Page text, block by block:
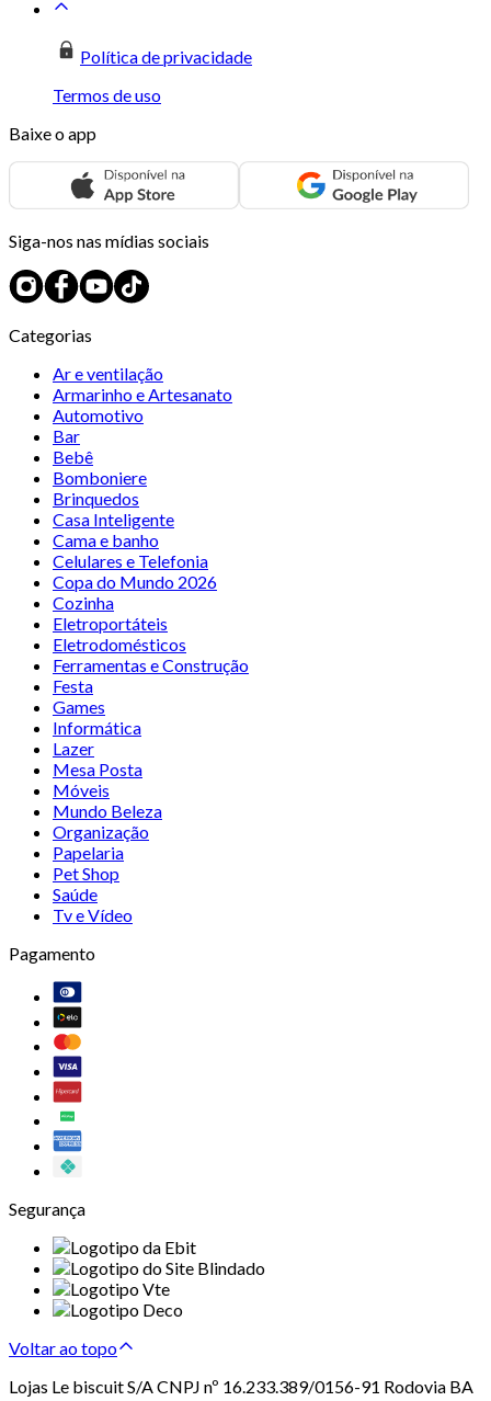
Política de privacidade
Termos de uso
Baixe o app
Siga-nos nas mídias sociais
Categorias
Ar e ventilação
Armarinho e Artesanato
Automotivo
Bar
Bebê
Bomboniere
Brinquedos
Casa Inteligente
Cama e banho
Celulares e Telefonia
Copa do Mundo 2026
Cozinha
Eletroportáteis
Eletrodomésticos
Ferramentas e Construção
Festa
Games
Informática
Lazer
Mesa Posta
Móveis
Mundo Beleza
Organização
Papelaria
Pet Shop
Saúde
Tv e Vídeo
Pagamento
Segurança
Voltar ao topo
Lojas Le biscuit S/A CNPJ nº 16.233.389/0156-91 Rodovia BA